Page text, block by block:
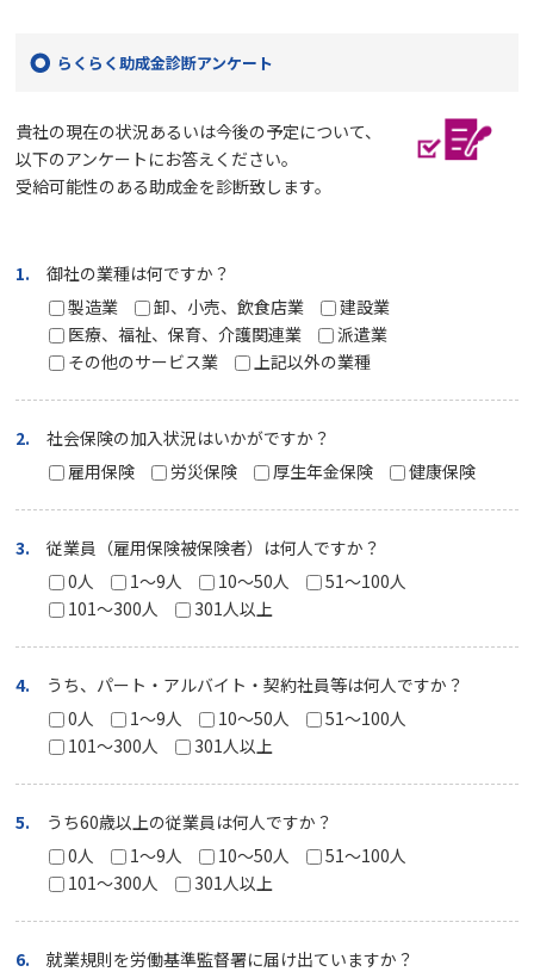
らくらく助成金診断アンケート
貴社の現在の状況あるいは今後の予定について、
以下のアンケートにお答えください。
受給可能性のある助成金を診断致します。
1.
御社の業種は何ですか？
製造業
卸、小売、飲食店業
建設業
医療、福祉、保育、介護関連業
派遣業
その他のサービス業
上記以外の業種
2.
社会保険の加入状況はいかがですか？
雇用保険
労災保険 厚生年金保険 健康保険
3.
従業員（雇用保険被保険者）は何人ですか？
0人
1～9人 10～50人
51～100人
101～300人
301人以上
4.
うち、パート・アルバイト・契約社員等は何人ですか？
0人
1～9人 10～50人
51～100人
101～300人
301人以上
5.
うち60歳以上の従業員は何人ですか？
0人
1～9人 10～50人
51～100人
101～300人
301人以上
6.
就業規則を労働基準監督署に届け出ていますか？